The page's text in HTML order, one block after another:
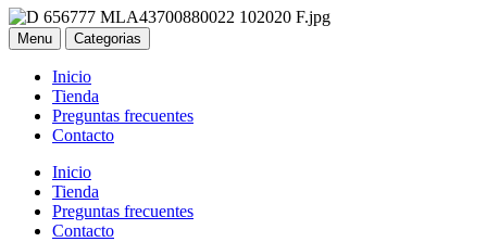
Menu Categorias
Inicio
Tienda
Preguntas frecuentes
Contacto
Inicio
Tienda
Preguntas frecuentes
Contacto